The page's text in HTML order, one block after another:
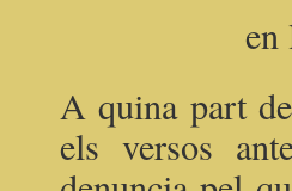
en
A quina part
els versos